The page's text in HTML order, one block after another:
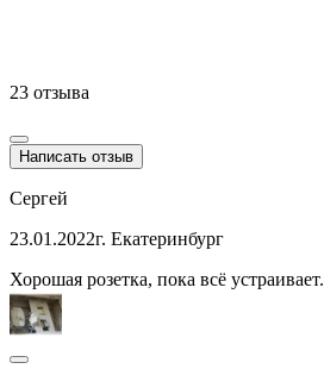
23 отзыва
Написать отзыв
Сергей
23.01.2022г. Екатеринбург
Хорошая розетка, пока всё устраивает.